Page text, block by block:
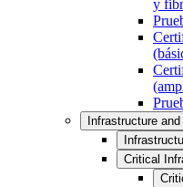
y
Infrastructure
Critical